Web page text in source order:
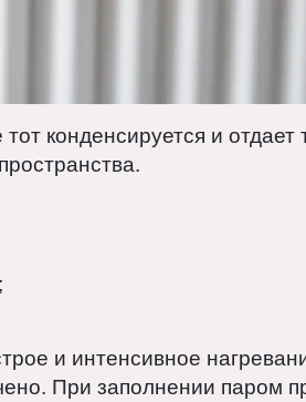
тот конденсируется и
пространства.